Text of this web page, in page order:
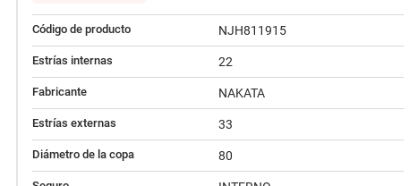
Código de producto NJH811915
Estrías internas 22
Fabricante NAKATA
Estrías externas 33
Diámetro de la copa 80